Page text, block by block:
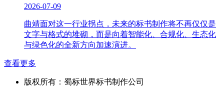
2026-07-09
曲靖面对这一行业拐点，未来的标书制作将不再仅仅是
文字与格式的堆砌，而是向着智能化、合规化、生态化
与绿色化的全新方向加速演进。
查看更多
版权所有：蜀标世界标书制作公司